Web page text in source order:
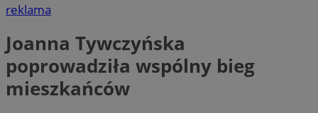
reklama
Joanna Tywczyńska
poprowadziła wspólny bieg
mieszkańców